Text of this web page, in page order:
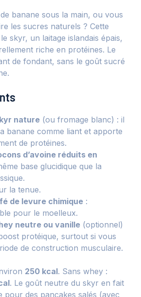
banane sous la main, ou vous
les sucres naturels ? Cette
skyr, un laitage islandais épais,
riche en protéines. Le
de fondant, sans le goût sucré
nature (ou fromage blanc) : il
banane comme liant et apporte
de protéines.
d’avoine réduits en
base glucidique que la
la tenue.
de levure chimique :
pour le moelleux.
neutre ou vanille (optionnel)
protéique, surtout si vous
de construction musculaire.
250 kcal. Sans whey :
. Le goût neutre du skyr en fait
pour des pancakes salés (avec